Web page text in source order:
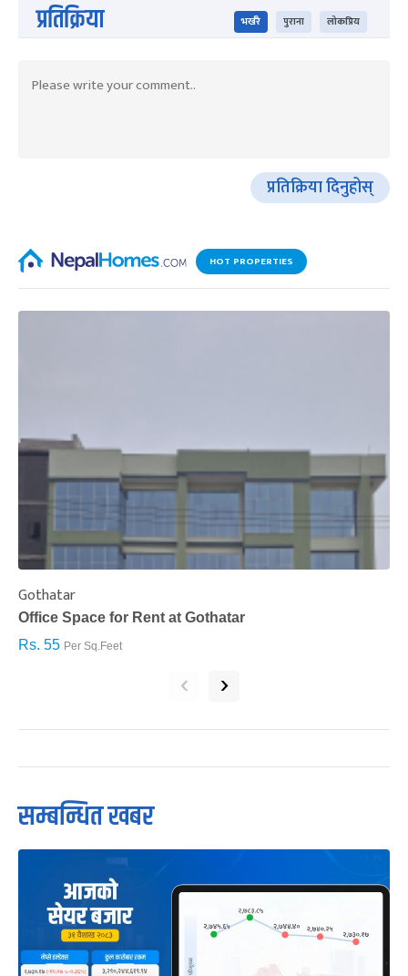
प्रतिक्रिया भर्खरै पुराना लोकप्रिय
प्रतिक्रिया दिनुहोस्
HOT PROPERTIES
Gothatar
Office Space for Rent at Gothatar
Rs. 55 Per Sq.Feet
‹ ›
सम्बन्धित खबर